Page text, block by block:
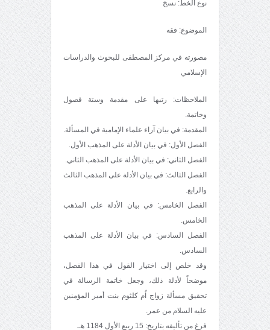
نوع الخط: نسخ
الموضوع: فقه
مصورته في مركز المصطفى للبحوث والدراسات
الإسلامي
الملاحظات: رتبها على مقدمة وستة فصول
وخاتمة.
المقدمة: في بيان آراء علماء الإمامية في المسألة.
الفصل الأول: في بيان الأدلة على المذهب الأول.
الفصل الثاني: في بيان الأدلة على المذهب الثاني.
الفصل الثالث: في بيان الأدلة على المذهب الثالث
والرابع.
الفصل الخامس: في بيان الأدلة على المذهب
الخامس.
الفصل السادس: في بيان الأدلة على المذهب
السادس.
وقد خلص إلى اختيار القول في هذا الفصل،
موضحاً لأدلة ذلك، وجعل خاتمة الرسالة في
تحقيق مسألة زواج اُم كلثوم بنت أمير المؤمنين
عليه السلام من عمر.
فرغ من تأليفه بتاريخ: 15 ربيع الأول 1184 هـ.